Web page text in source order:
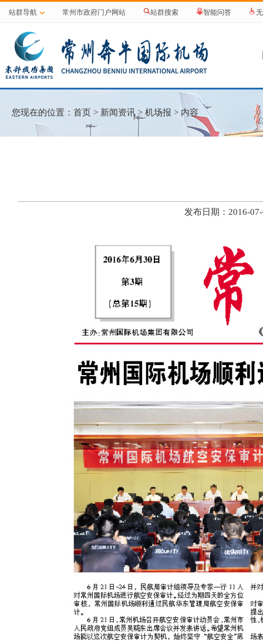
站群导航 常州市政府门户网站 站群搜索 智能问答
您现在的位置： 首页 > 新闻资讯 > 机场报 > 内容
发布日期：2016-